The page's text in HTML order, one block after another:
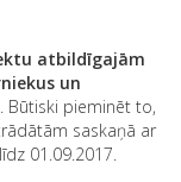
atbildīgajām
un
. Būtiski pieminēt to,
saskaņā ar
01.09.2017.